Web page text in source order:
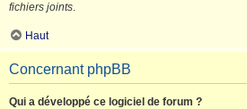
fichiers joints.
Haut
Concernant phpBB
Qui a développé ce logiciel de forum ?